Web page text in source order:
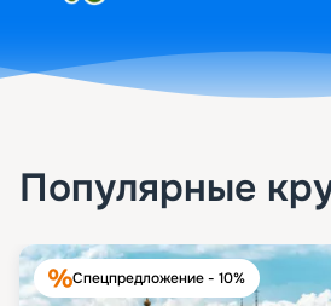
Популярные
Спецпредложение - 10%